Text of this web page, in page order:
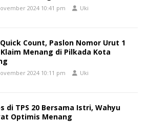
2024 10:41 pm Uki
Count, Paslon Nomor Urut 1
Klaim Menang di Pilkada Kota
2024 10:11 pm Uki
di TPS 20 Bersama Istri, Wahyu
Optimis Menang